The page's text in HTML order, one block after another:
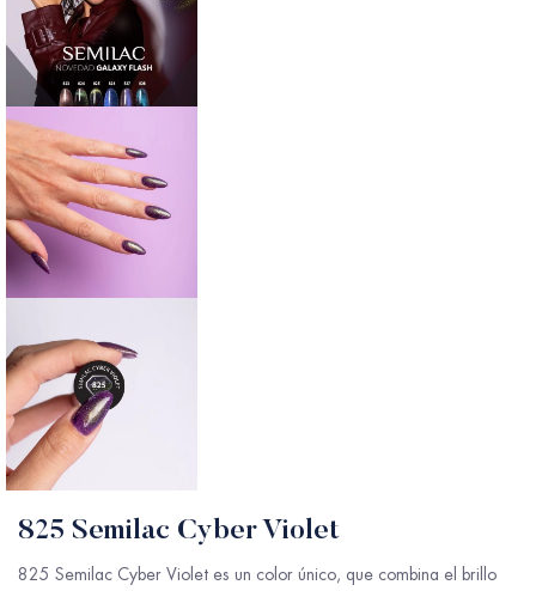
825 Semilac Cyber Violet
825 Semilac Cyber Violet es un color único, que combina el brillo